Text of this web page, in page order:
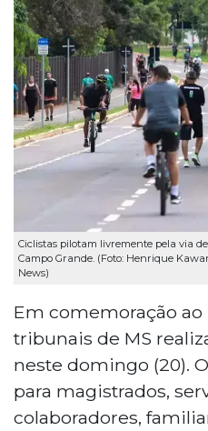
Ciclistas pilotam livremente pela via
Campo Grande. (Foto: Henrique
News)
Em comemoração ao
tribunais de MS
neste domingo (20).
para magistrados,
colaboradores,